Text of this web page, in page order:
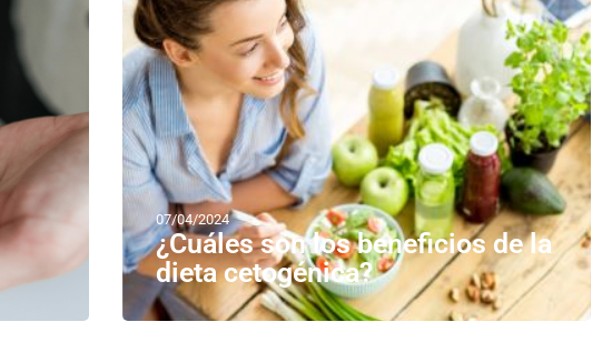
07/04/2024
¿Cuáles son los beneficios de la
dieta cetogénica?